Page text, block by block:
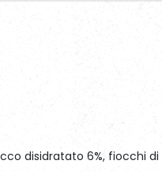
disidratato 6%, fiocchi di